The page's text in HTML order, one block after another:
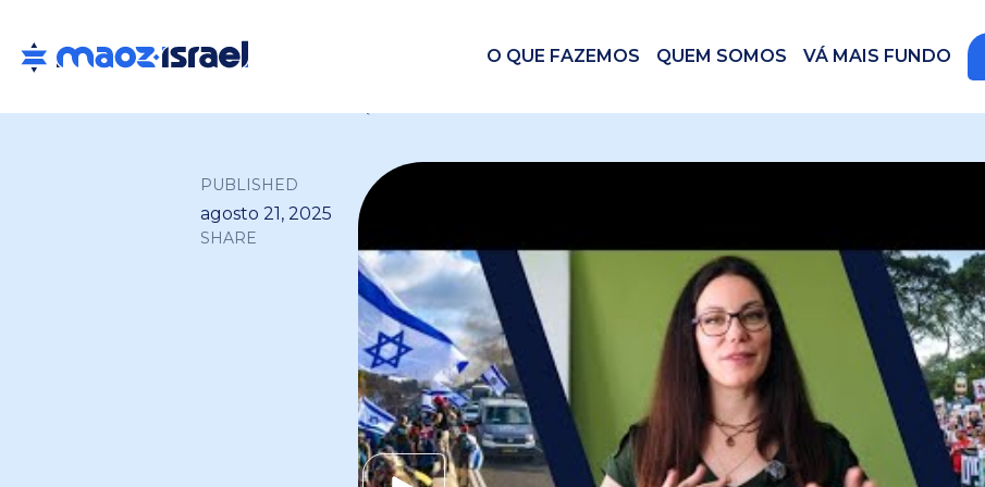
O QUE FAZEMOS QUEM SOMOS VÁ MAIS FUNDO
PUBLISHED
agosto 21, 2025
SHARE